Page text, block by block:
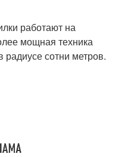
работают на
мощная техника
радиусе сотни метров.